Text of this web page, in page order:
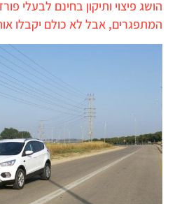
המתפגרים, אבל לא כולם יקבלו אותו